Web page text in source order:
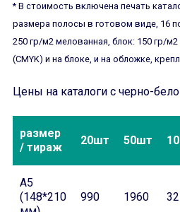
* В стоимость включена печать
размера полосы в готовом виде, 16
250 гр/м2 мелованная, блок: 150 гр/
(CMYK) и на блоке, и на обложке,
Цены на каталоги с черно-
размер
/ тираж
20шт 50шт
А5
(148*210
990 1960